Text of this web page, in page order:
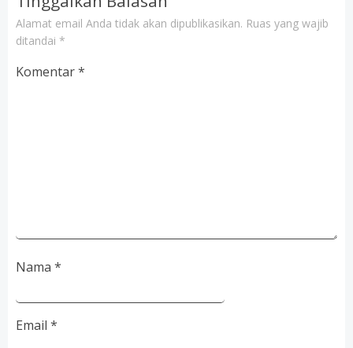
Alamat email Anda tidak akan dipublikasikan. Ruas yang wajib
ditandai *
Komentar*
Nama *
Email *